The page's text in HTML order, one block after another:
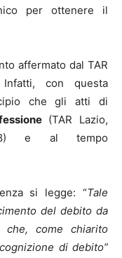
per ottenere il
affermato dal TAR
con questa
che gli atti di
(TAR Lazio,
e al tempo
si legge: “Tale
del debito da
che, come chiarito
di debito”